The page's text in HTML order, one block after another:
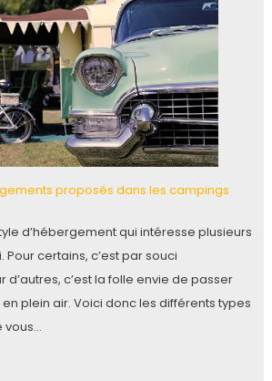
proposés dans les campings
d’hébergement qui intéresse plusieurs
Pour certains, c’est par souci
d’autres, c’est la folle envie de passer
plein air. Voici donc les différents types
vous…